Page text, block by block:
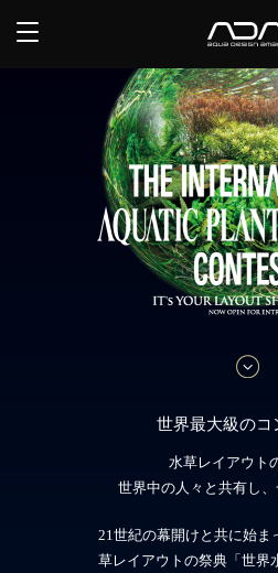
世界最大級のコ
水草レイアウト
世界中の人々と共有し、
21世紀の幕開けと共に始ま
草レイアウトの祭典「世界